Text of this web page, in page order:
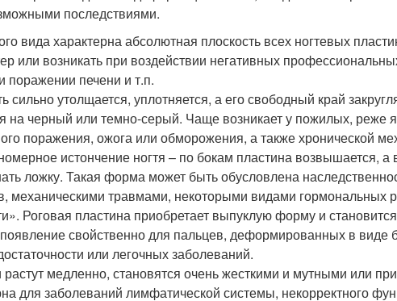
последствиями.
вида характерна абсолютная плоскость всех ногтевых
или возникать при воздействии негативных
поражении печени и т.п.
сильно утолщается, уплотняется, а его свободный край
на черный или темно-серый. Чаще возникает у пожилых, реже
поражения, ожога или обморожения, а также хронической
истончение ногтя – по бокам пластина возвышается, а
ложку. Такая форма может быть обусловлена
механическими травмами, некоторыми видами гормональных
Роговая пластина приобретает выпуклую форму и
свойственно для пальцев, деформированных в виде
или легочных заболеваний.
медленно, становятся очень жесткими и мутными или
для заболеваний лимфатической системы, некорректного